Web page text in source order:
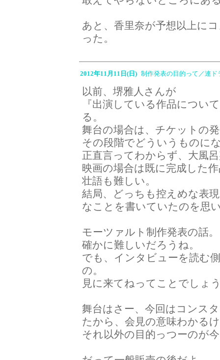
あと、香里奈が予想以上に
った。
2012年11月11日(日) 制作発表の目的って／連
以前、堺雅人さんが
『出演している作品につい
る。
舞台の場合は、チケットの
その段階でどういうものに
正直言ってわからず、大風
映画の場合は既に完成した
壮語も難しい。
結局、どっちも控えめな表
なことを書いていたのを思
モーツァルト制作発表の話。
確かに難しいだろうね。
でも、インタビューを読む
の。
見に来てねってことでしょ
舞台はさー、今回はコンス
たから、会見の意味わかる
それ以外の目的っつーのが